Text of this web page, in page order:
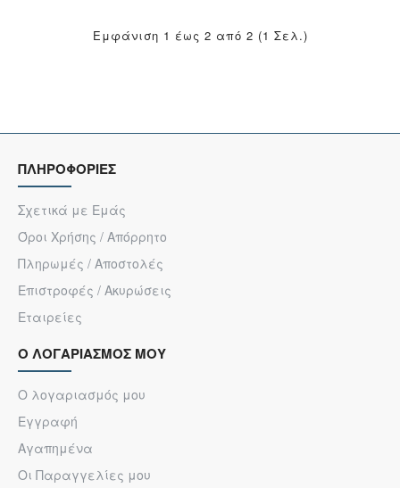
Εμφάνιση 1 έως 2 από 2 (1 Σελ.)
ΠΛΗΡΟΦΟΡΙΕΣ
Σχετικά με Εμάς
Όροι Χρήσης / Απόρρητο
Πληρωμές / Αποστολές
Επιστροφές / Ακυρώσεις
Εταιρείες
Ο ΛΟΓΑΡΙΑΣΜΟΣ ΜΟΥ
Ο λογαριασμός μου
Εγγραφή
Αγαπημένα
Οι Παραγγελίες μου